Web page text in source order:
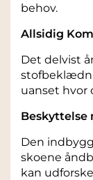
behov.
Allsidig
Det delvist
uanset hvor
Beskyttelse
Den
skoene
kan